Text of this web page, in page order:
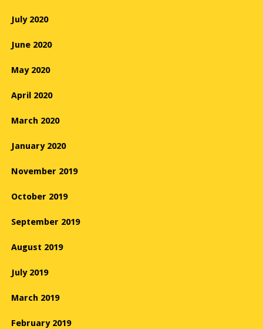
July 2020
June 2020
May 2020
April 2020
March 2020
January 2020
November 2019
October 2019
September 2019
August 2019
July 2019
March 2019
February 2019